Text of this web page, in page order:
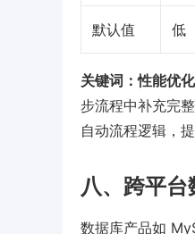
默认值 低
关键词：性能优
步流程中补充完
自动流程逻辑，
八、跨平
数据库产品如